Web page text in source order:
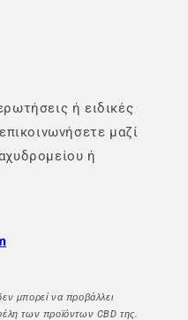
ή ειδικές
μαζί
ή
μπορεί να προβάλλει
των προϊόντων CBD της.